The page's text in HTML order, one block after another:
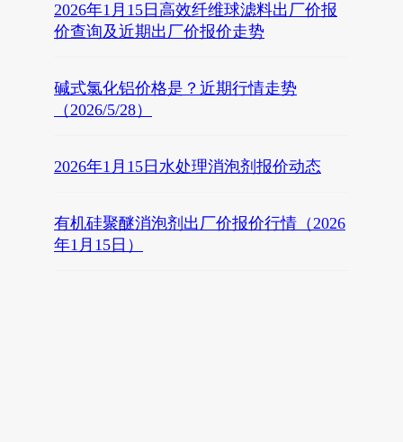
2026年1月15日高效纤维球滤料出厂价报
价查询及近期出厂价报价走势
碱式氯化铝价格是？近期行情走势
（2026/5/28）
2026年1月15日水处理消泡剂报价动态
有机硅聚醚消泡剂出厂价报价行情（2026
年1月15日）